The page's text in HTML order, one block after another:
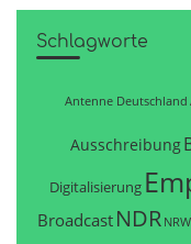
Schlagworte
Antenne Deutschland
Ausschreibung
Digitalisierung
Broadcast NDR NRW